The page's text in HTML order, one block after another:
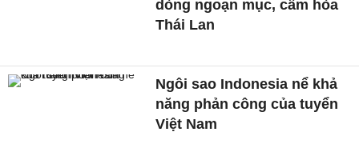
dòng ngoạn mục, cầm hòa
Thái Lan
Ngôi sao Indonesia nể khả
năng phản công của tuyển
Việt Nam